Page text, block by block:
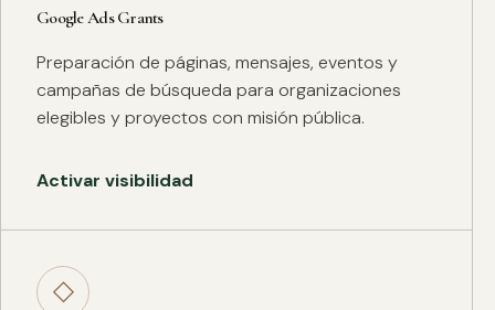
Google Ads Grants
Preparación de páginas, mensajes, eventos y
campañas de búsqueda para organizaciones
elegibles y proyectos con misión pública.
Activar visibilidad
◇